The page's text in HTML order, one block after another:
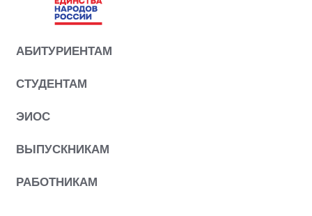
АБИТУРИЕНТАМ
СТУДЕНТАМ
ЭИОС
ВЫПУСКНИКАМ
РАБОТНИКАМ